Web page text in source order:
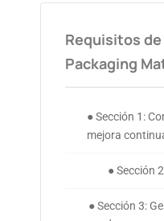
Requisitos de
Packaging
● Sección 1:
mejora
● Sección
● Sección 3: